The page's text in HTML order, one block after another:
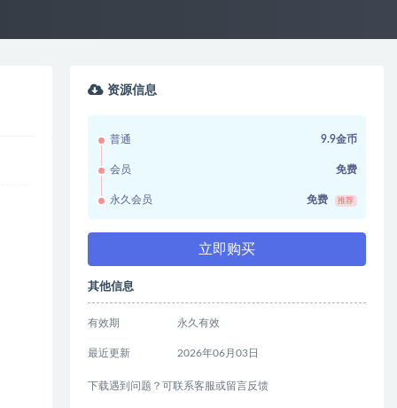
资源信息
普通 9.9金币
会员 免费
永久会员 免费 推荐
立即购买
其他信息
有效期 永久有效
最近更新 2026年06月03日
下载遇到问题？可联系客服或留言反馈